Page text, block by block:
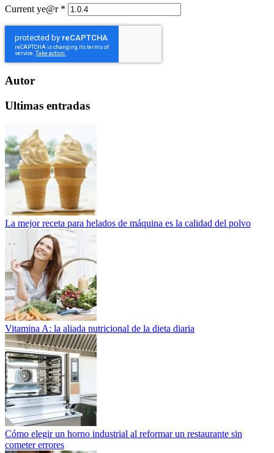
Current ye@r *
Autor
Ultimas entradas
La mejor receta para helados de máquina es la calidad del polvo
Vitamina A: la aliada nutricional de la dieta diaria
Cómo elegir un horno industrial al reformar un restaurante sin
cometer errores